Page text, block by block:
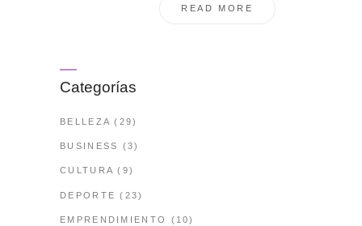
READ MORE
Categorías
BELLEZA (29)
BUSINESS (3)
CULTURA (9)
DEPORTE (23)
EMPRENDIMIENTO (10)